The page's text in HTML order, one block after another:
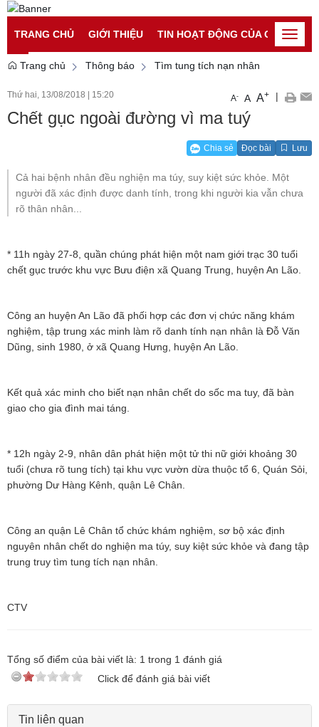
Đăng nhập
Đăng ký
TRANG CHỦ
GIỚI THIỆU TIN HOẠT ĐỘNG CỦA CATPToggle
Trang chủ
Thông báo Tìm tung tích nạn nhân
Thứ hai, 13/08/2018 15:20 A- A A+ |
Chết gục ngoài đường vì ma tuý
Chia sẻ Đọc bài Lưu
Cả hai bệnh nhân đều nghiện ma túy, suy kiệt sức khỏe. Một
người đã xác định được danh tính, trong khi người kia vẫn chưa
rõ thân nhân...
* 11h ngày 27-8, quần chúng phát hiện một nam giới trạc 30 tuổi
chết gục trước khu vực Bưu điện xã Quang Trung, huyện An Lão.
Công an huyện An Lão đã phối hợp các đơn vị chức năng khám
nghiệm, tập trung xác minh làm rõ danh tính nạn nhân là Đỗ Văn
Dũng, sinh 1980, ở xã Quang Hưng, huyện An Lão.
Kết quả xác minh cho biết nạn nhân chết do sốc ma tuy, đã bàn
giao cho gia đình mai táng.
* 12h ngày 2-9, nhân dân phát hiện một tử thi nữ giới khoảng 30
tuổi (chưa rõ tung tích) tại khu vực vườn dừa thuộc tổ 6, Quán Sỏi,
phường Dư Hàng Kênh, quận Lê Chân.
Công an quận Lê Chân tổ chức khám nghiệm, sơ bộ xác định
nguyên nhân chết do nghiện ma túy, suy kiệt sức khỏe và đang tập
trung truy tìm tung tích nạn nhân.
CTV
Tổng số điểm của bài viết là: 1 trong 1 đánh giá
Click để đánh giá bài viết
Tin liên quan